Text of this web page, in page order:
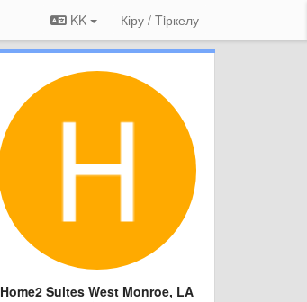
KK Кіру / Tiркелу
Home2 Suites West Monroe, LA